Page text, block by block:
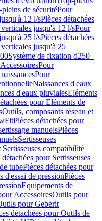
de sécuritéPour
12 l/sPièces détachées
jusqu'à 12 l/sPour
25 l/sPièces détachées
jusqu'à 25
Système de fixation d250–
Pour
Pour
Naissances d'eaux
d'eaux pluvialesEléments
pour Eléments de
Outils, composants réseau et
Pièces détachées pour
manuelsPièces
Sertisseuses
Sertisseuses compatibilité
détachées pour Sertisseuses
tubePièces détachées pour
d'essai de pressionPièces
Equipements de
AccessoiresOutils pour
pour Geberit
détachées pour Outils de